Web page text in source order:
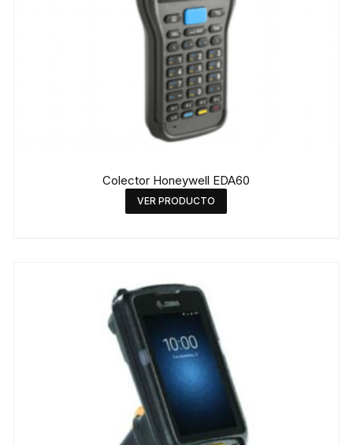
Colector Honeywell EDA60
VER PRODUCTO